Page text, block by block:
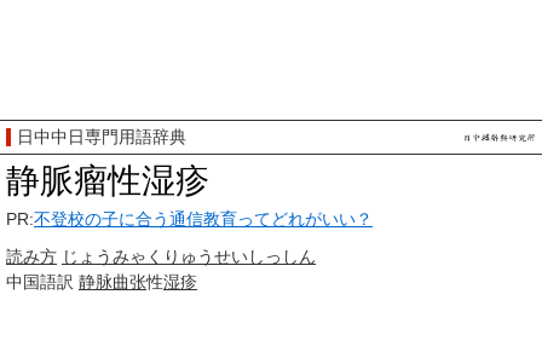
日中中日専門用語辞典
静脈瘤性湿疹
PR:不登校の子に合う通信教育ってどれがいい？
読み方 じょうみゃく りゅうせいしっしん
中国語訳 静脉曲张性湿疹